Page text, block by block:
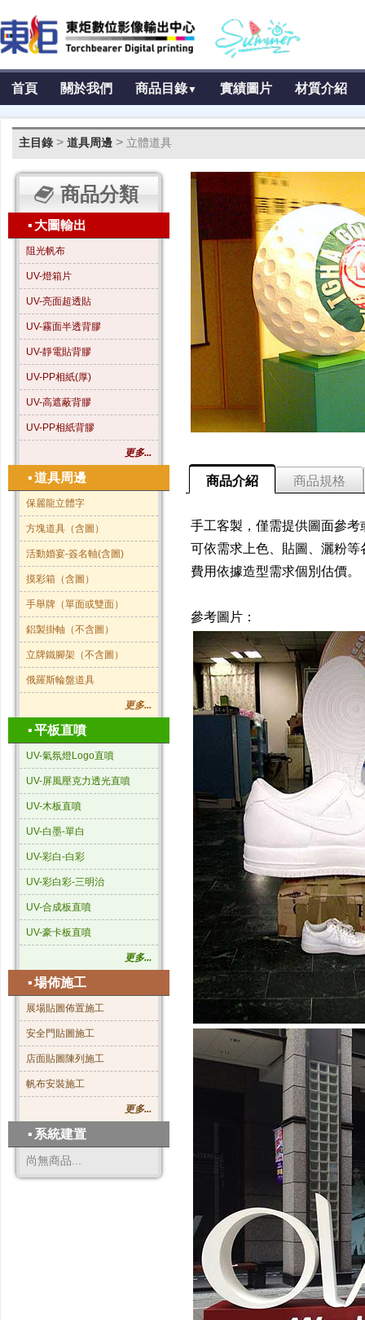
首頁 關於我們 商品目錄▼ 實績圖片 材質介紹
主目錄 > 道具周邊 > 立體道具
商品分類
▪ 大圖輸出
阻光帆布
UV-燈箱片
UV-亮面超透貼
UV-霧面半透背膠
UV-靜電貼背膠
UV-PP相紙(厚)
UV-高遮蔽背膠
UV-PP相紙背膠
更多...
▪道具周邊
保麗龍立體字
方塊道具（含圖）
活動婚宴-簽名軸(含圖)
摸彩箱（含圖）
手舉牌（單面或雙面）
鋁製掛軸（不含圖）
立牌鐵腳架（不含圖）
俄羅斯輪盤道具
更多...
▪平板直噴
UV-氣氛燈Logo直噴
UV-屏風壓克力透光直噴
UV-木板直噴
UV-白墨-單白
UV-彩白-白彩
UV-彩白彩-三明治
UV-合成板直噴
UV-豪卡板直噴
更多...
▪場佈施工
展場貼圖佈置施工
安全門貼圖施工
店面貼圖陳列施工
帆布安裝施工
更多...
▪ 系統建置
尚無商品...
商品介紹 商品規格
手工客製，僅需提供圖面參
可依需求上色、貼圖、灑粉等
費用依據造型需求個別估價。
參考圖片：